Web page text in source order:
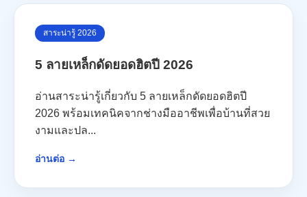
สาระน่ารู้ 2026
5 ลายเหล็กดัดยอดฮิตปี 2026
อ่านสาระน่ารู้เกี่ยวกับ 5 ลายเหล็กดัดยอดฮิตปี
2026 พร้อมเทคนิคจากช่างมืออาชีพเพื่อบ้านที่สวย
งามและปล...
อ่านต่อ →